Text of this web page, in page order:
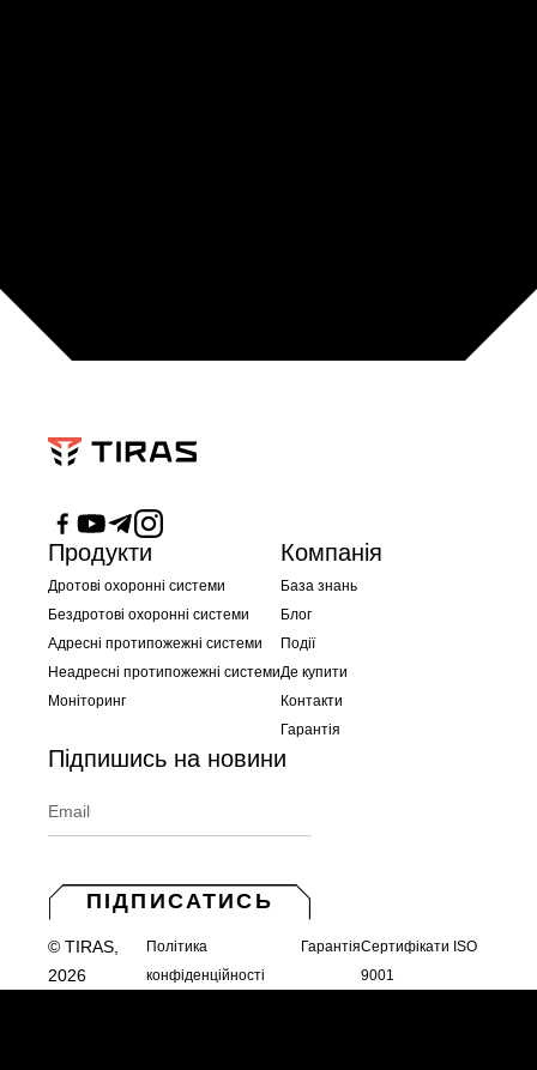
Продукти
Дротові охоронні системи
Бездротові охоронні системи
Адресні протипожежні системи
Неадресні протипожежні системи
Моніторинг
Компанія
База знань
Блог
Події
Де купити
Контакти
Гарантія
Підпишись на новини
ПІДПИСАТИСЬ
© TIRAS,
2026
Політика
конфіденційності
ГарантіяСертифікати ISO
9001